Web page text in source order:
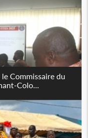
Commissaire du
Colo...